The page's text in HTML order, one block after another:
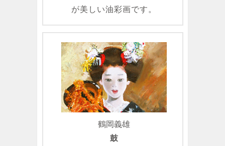
が美しい油彩画です。
鶴岡義雄
鼓